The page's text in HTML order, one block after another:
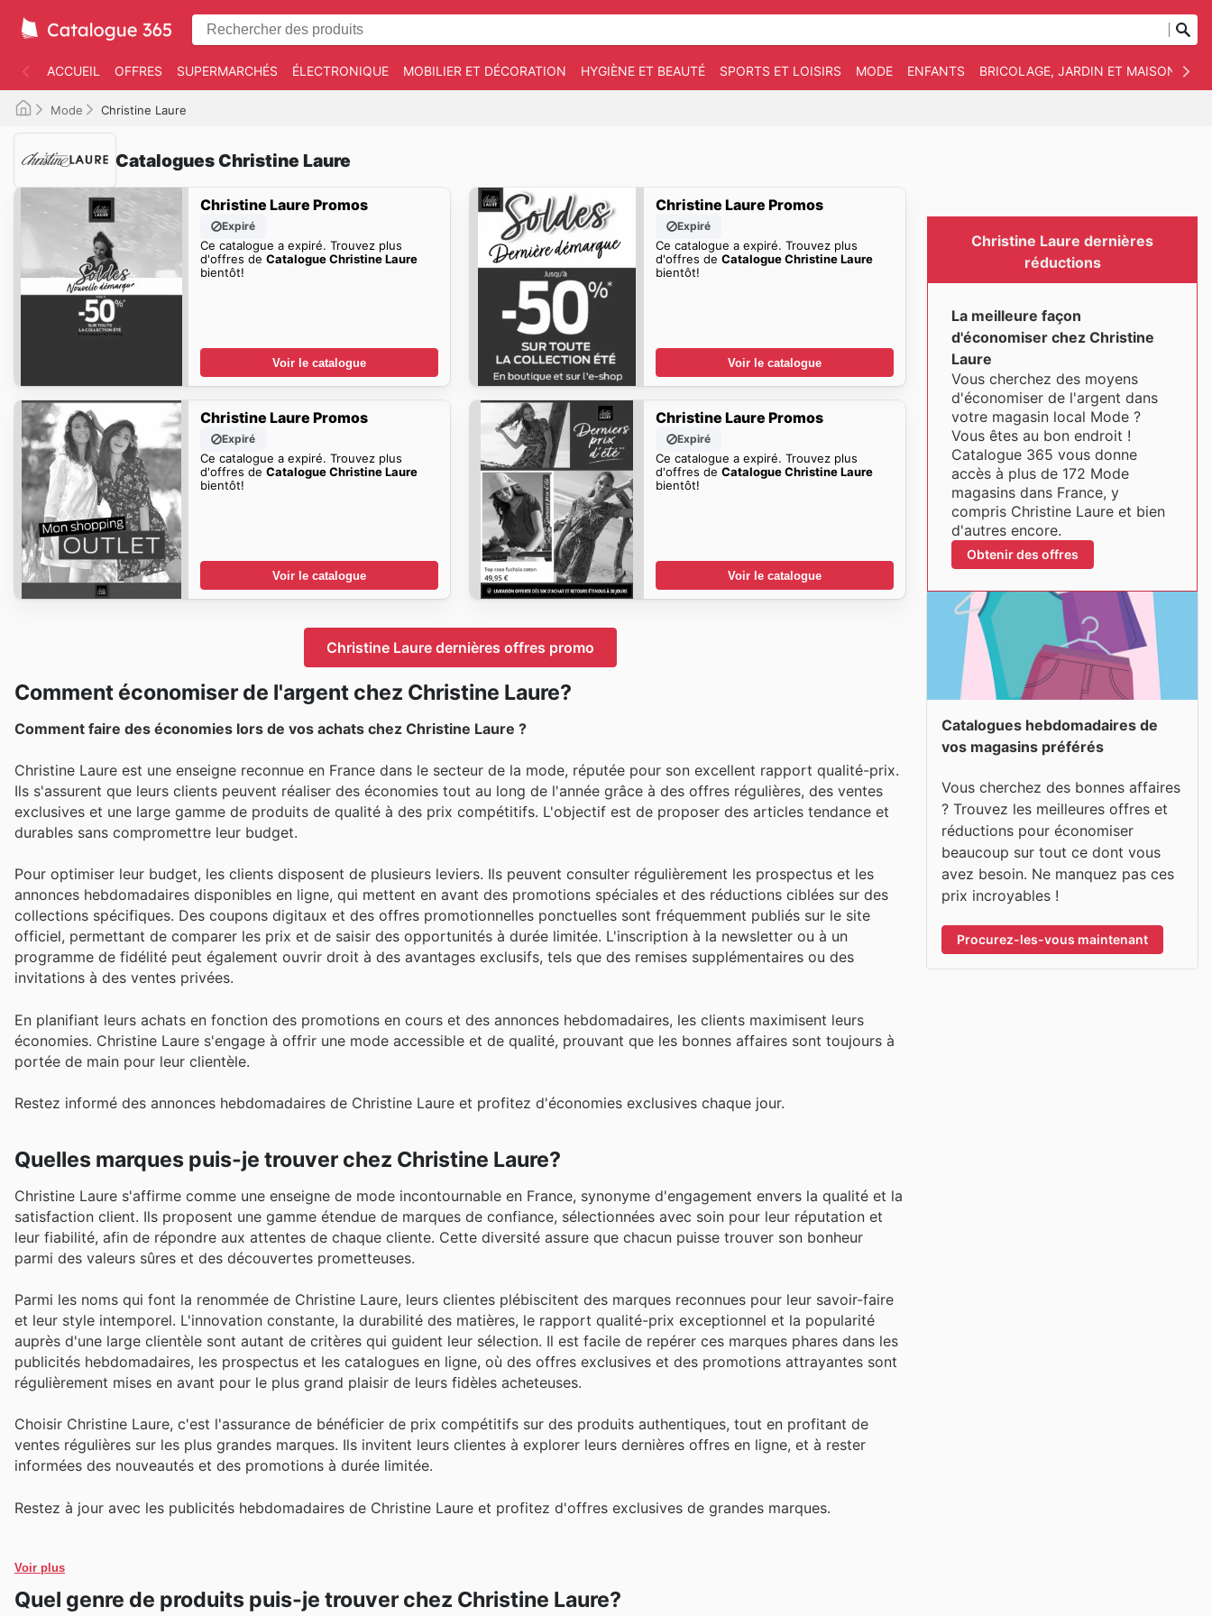
ACCUEIL OFFRES SUPERMARCHÉS ÉLECTRONIQUE MOBILIER ET DÉCORATION HYGIÈNE ET BEAUTÉ SPORTS ET LOISIRS MODE ENFANTS BRICOLAGE, JARDIN ET MAISON
Mode Christine Laure
Catalogues Christine Laure
Christine Laure Promos
Expiré
Ce catalogue a expiré. Trouvez plus
d'offres de Catalogue Christine Laure
bientôt!
Voir le catalogue
Christine Laure Promos
Expiré
Ce catalogue a expiré. Trouvez plus
d'offres deCatalogue Christine Laure
bientôt!
Voir le catalogue
Christine Laure Promos
Expiré
Ce catalogue a expiré. Trouvez plus
d'offres de Catalogue Christine Laure
bientôt!
Voir le catalogue
Christine Laure Promos
Expiré
Ce catalogue a expiré. Trouvez plus
d'offres deCatalogue Christine Laure
bientôt!
Voir le catalogue
Christine Laure dernières offres promo
Comment économiser de l'argent chez Christine Laure?
Comment faire des économies lors de vos achats chez Christine Laure ?
Christine Laure est une enseigne reconnue en France dans le secteur de la mode, réputée pour son excellent rapport qualité-prix.
Ils s'assurent que leurs clients peuvent réaliser des économies tout au long de l'année grâce à des offres régulières, des ventes
exclusives et une large gamme de produits de qualité à des prix compétitifs. L'objectif est de proposer des articles tendance et
durables sans compromettre leur budget.
Pour optimiser leur budget, les clients disposent de plusieurs leviers. Ils peuvent consulter régulièrement les prospectus et les
annonces hebdomadaires disponibles en ligne, qui mettent en avant des promotions spéciales et des réductions ciblées sur des
collections spécifiques. Des coupons digitaux et des offres promotionnelles ponctuelles sont fréquemment publiés sur le site
officiel, permettant de comparer les prix et de saisir des opportunités à durée limitée. L'inscription à la newsletter ou à un
programme de fidélité peut également ouvrir droit à des avantages exclusifs, tels que des remises supplémentaires ou des
invitations à des ventes privées.
En planifiant leurs achats en fonction des promotions en cours et des annonces hebdomadaires, les clients maximisent leurs
économies. Christine Laure s'engage à offrir une mode accessible et de qualité, prouvant que les bonnes affaires sont toujours à
portée de main pour leur clientèle.
Restez informé des annonces hebdomadaires de Christine Laure et profitez d'économies exclusives chaque jour.
Quelles marques puis-je trouver chez Christine Laure?
Christine Laure s'affirme comme une enseigne de mode incontournable en France, synonyme d'engagement envers la qualité et la
satisfaction client. Ils proposent une gamme étendue de marques de confiance, sélectionnées avec soin pour leur réputation et
leur fiabilité, afin de répondre aux attentes de chaque cliente. Cette diversité assure que chacun puisse trouver son bonheur
parmi des valeurs sûres et des découvertes prometteuses.
Parmi les noms qui font la renommée de Christine Laure, leurs clientes plébiscitent des marques reconnues pour leur savoir-faire
et leur style intemporel. L'innovation constante, la durabilité des matières, le rapport qualité-prix exceptionnel et la popularité
auprès d'une large clientèle sont autant de critères qui guident leur sélection. Il est facile de repérer ces marques phares dans les
publicités hebdomadaires, les prospectus et les catalogues en ligne, où des offres exclusives et des promotions attrayantes sont
régulièrement mises en avant pour le plus grand plaisir de leurs fidèles acheteuses.
Choisir Christine Laure, c'est l'assurance de bénéficier de prix compétitifs sur des produits authentiques, tout en profitant de
ventes régulières sur les plus grandes marques. Ils invitent leurs clientes à explorer leurs dernières offres en ligne, et à rester
informées des nouveautés et des promotions à durée limitée.
Restez à jour avec les publicités hebdomadaires de Christine Laure et profitez d'offres exclusives de grandes marques.
Voir plus
Quel genre de produits puis-je trouver chez Christine Laure?
Christine Laure dernières
réductions
La meilleure façon
d'économiser chez Christine
Laure
Vous cherchez des moyens
d'économiser de l'argent dans
votre magasin local Mode ?
Vous êtes au bon endroit !
Catalogue 365 vous donne
accès à plus de 172 Mode
magasins dans France, y
compris Christine Laure et bien
d'autres encore.
Obtenir des offres
Catalogues hebdomadaires de
vos magasins préférés
Vous cherchez des bonnes affaires
? Trouvez les meilleures offres et
réductions pour économiser
beaucoup sur tout ce dont vous
avez besoin. Ne manquez pas ces
prix incroyables !
Procurez-les-vous maintenant